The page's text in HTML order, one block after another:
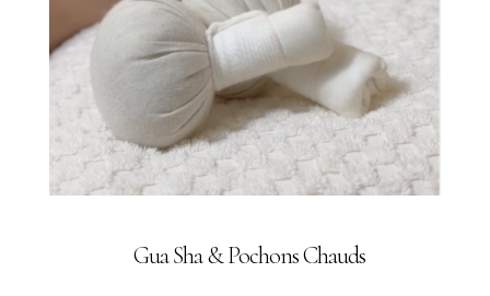
Gua Sha & Pochons Chauds